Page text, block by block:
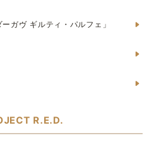
ガヴ ギルティ・パルフェ」
R.E.D.